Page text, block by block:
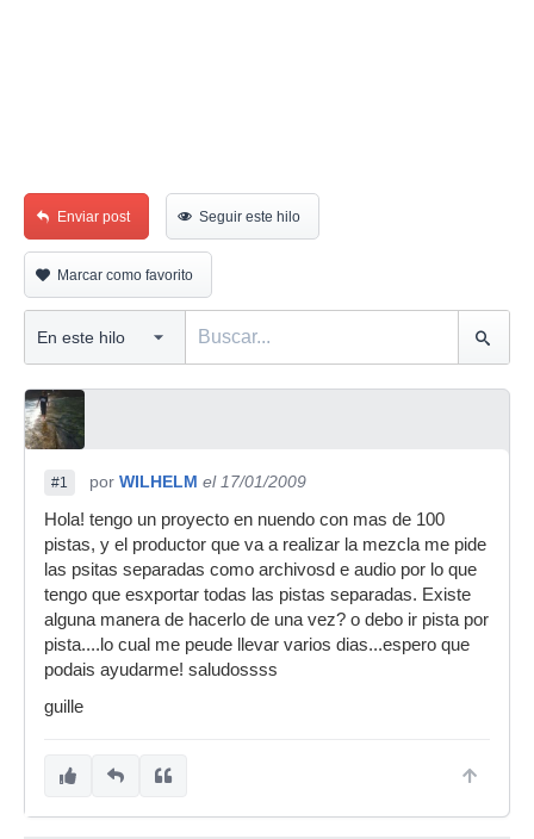
Enviar post Seguir este hilo
Marcar como favorito
#1 por WILHELM el 17/01/2009
Hola! tengo un proyecto en nuendo con mas de 100
pistas, y el productor que va a realizar la mezcla me pide
las psitas separadas como archivosd e audio por lo que
tengo que esxportar todas las pistas separadas. Existe
alguna manera de hacerlo de una vez? o debo ir pista por
pista....lo cual me peude llevar varios dias...espero que
podais ayudarme! saludossss
guille